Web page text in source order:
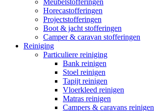
Meubelstofferingen
Horecastofferingen
Projectstofferingen
Boot & jacht stofferingen
Camper & caravan stofferingen
Reiniging
Particuliere reiniging
Bank reinigen
Stoel reinigen
Tapijt reinigen
Vloerkleed reinigen
Matras reinigen
Campers & caravans reinigen